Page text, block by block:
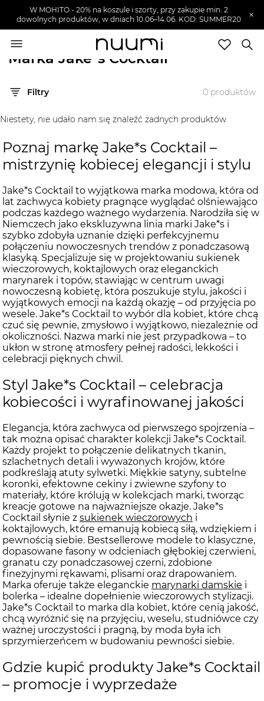
W MOHITO - 20% na koszule i szorty, przy zakupie min. 2
dowolnych produktów, w dniach 10.06–14.06. KOD: SUMMER20
×
Marka Jake*s Cocktail
Filtry 0 produktów
Niestety, nie udało nam się znaleźć żadnych produktów
Poznaj markę Jake*s Cocktail –
mistrzynię kobiecej elegancji i stylu
Jake*s Cocktail to wyjątkowa marka modowa, która od
lat zachwyca kobiety pragnące wyglądać olśniewająco
podczas każdego ważnego wydarzenia. Narodziła się w
Niemczech jako ekskluzywna linia marki Jake*s i
szybko zdobyła uznanie dzięki perfekcyjnemu
połączeniu nowoczesnych trendów z ponadczasową
klasyką. Specjalizuje się w projektowaniu sukienek
wieczorowych, koktajlowych oraz eleganckich
marynarek i topów, stawiając w centrum uwagi
nowoczesną kobietę, która poszukuje stylu, jakości i
wyjątkowych emocji na każdą okazję – od przyjęcia po
wesele. Jake*s Cocktail to wybór dla kobiet, które chcą
czuć się pewnie, zmysłowo i wyjątkowo, niezależnie od
okoliczności. Nazwa marki nie jest przypadkowa – to
ukłon w stronę atmosfery pełnej radości, lekkości i
celebracji pięknych chwil.
Styl Jake*s Cocktail – celebracja
kobiecości i wyrafinowanej jakości
Elegancja, która zachwyca od pierwszego spojrzenia –
tak można opisać charakter kolekcji Jake*s Cocktail.
Każdy projekt to połączenie delikatnych tkanin,
szlachetnych detali i wyważonych krojów, które
podkreślają atuty sylwetki. Miękkie satyny, subtelne
koronki, efektowne cekiny i zwiewne szyfony to
materiały, które królują w kolekcjach marki, tworząc
kreacje gotowe na najważniejsze okazje. Jake*s
Cocktail słynie z sukienek wieczorowych i
koktajlowych, które emanują kobiecą siłą, wdziękiem i
pewnością siebie. Bestsellerowe modele to klasyczne,
dopasowane fasony w odcieniach głębokiej czerwieni,
granatu czy ponadczasowej czerni, zdobione
finezyjnymi rękawami, plisami oraz drapowaniem.
Marka oferuje także eleganckie marynarki damskie i
bolerka – idealne dopełnienie wieczorowych stylizacji.
Jake*s Cocktail to marka dla kobiet, które cenią jakość,
chcą wyróżnić się na przyjęciu, weselu, studniówce czy
ważnej uroczystości i pragną, by moda była ich
sprzymierzeńcem w budowaniu pewności siebie.
Gdzie kupić produkty Jake*s Cocktail
– promocje i wyprzedaże